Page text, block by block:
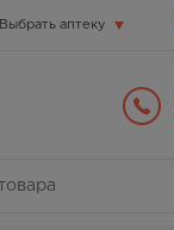
Выбрать аптеку